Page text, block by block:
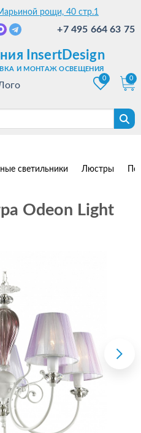
рощи, 40 стр.1
+7 495 664 63 75
InsertDesign
И МОНТАЖ ОСВЕЩЕНИЯ
0
0
светильники Люстры
Odeon Light